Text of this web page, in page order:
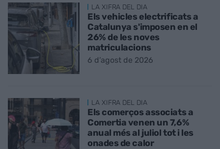
LA XIFRA DEL DIA
Els vehicles electrificats a
Catalunya s'imposen en el
26% de les noves
matriculacions
6 d’agost de 2026
LA XIFRA DEL DIA
Els comerços associats a
Comertia venen un 7,6%
anual més al juliol tot i les
onades de calor